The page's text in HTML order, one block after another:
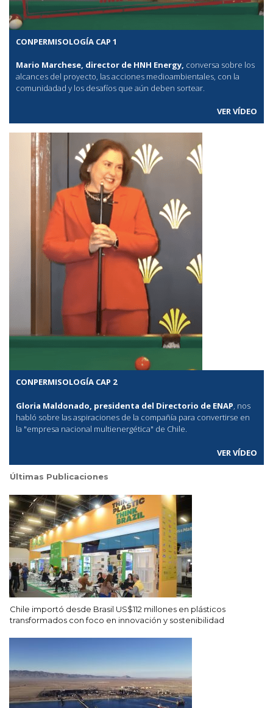
CONPERMISOLOGÍA CAP 1
Mario Marchese, director de HNH Energy, conversa sobre los
alcances del proyecto, las acciones medioambientales, con la
comunidadad y los desafíos que aún deben sortear.
VER VÍDEO
CONPERMISOLOGÍA CAP 2
Gloria Maldonado, presidenta del Directorio de ENAP , nos
habló sobre las aspiraciones de la compañía para convertirse en
la "empresa nacional multienergética" de Chile.
VER VÍDEO
Últimas Publicaciones
Chile importó desde Brasil US$112 millones en plásticos
transformados con foco en innovación y sostenibilidad